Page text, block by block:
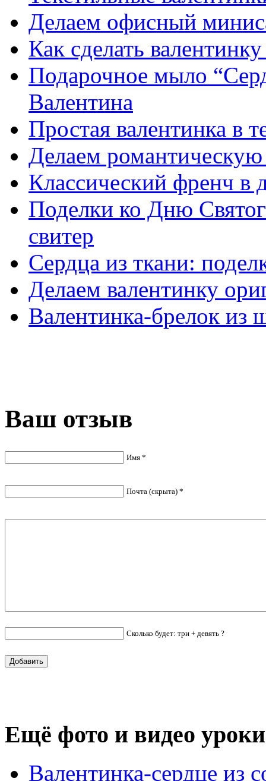
Делаем офисный
Как сделать
Подарочное мыло
Валентина
Простая валентинка в
Делаем
Классический френч в
Поделки ко Дню
свитер
Сердца из ткани:
Делаем валентинку
Валентинка-брелок из
Ваш отзыв
Имя *
Почта (скрыта) *
Сколько будет: три + девять ?
Ещё фото и видео
Валентинка-сердце из